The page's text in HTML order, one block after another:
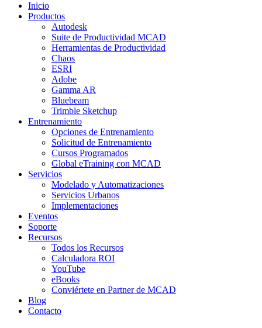
Inicio
Productos
Autodesk
Suite de Productividad MCAD
Herramientas de Productividad
Chaos
ESRI
Adobe
Gamma AR
Bluebeam
Trimble Sketchup
Entrenamiento
Opciones de Entrenamiento
Solicitud de Entrenamiento
Cursos Programados
Global eTraining con MCAD
Servicios
Modelado y Automatizaciones
Servicios Urbanos
Implementaciones
Eventos
Soporte
Recursos
Todos los Recursos
Calculadora ROI
YouTube
eBooks
Conviértete en Partner de MCAD
Blog
Contacto